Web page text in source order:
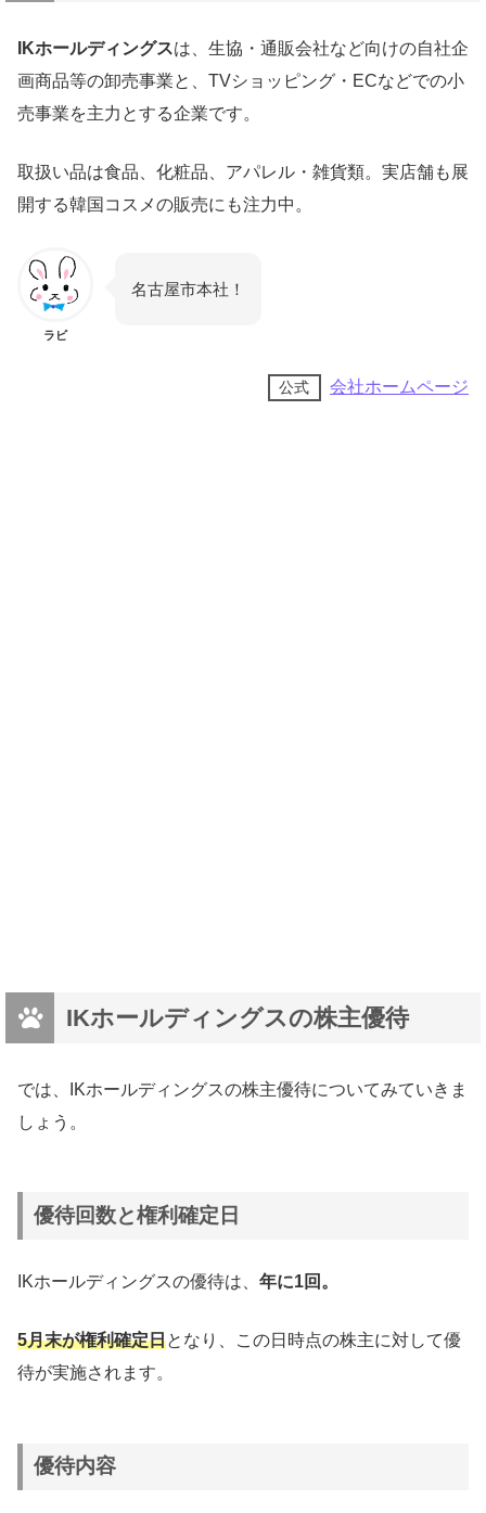
IKホールディングスは、生協・通販会社など向けの自社企
画商品等の卸売事業と、TVショッピング・ECなどでの小
売事業を主力とする企業です。
取扱い品は食品、化粧品、アパレル・雑貨類。実店舗も展
開する韓国コスメの販売にも注力中。
ラビ
名古屋市本社！
公式 会社ホームページ
IKホールディングスの株主優待
では、IKホールディングスの株主優待についてみていきま
しょう。
優待回数と権利確定日
IKホールディングスの優待は、 年に1回。
5月末が権利確定日となり、この日時点の株主に対して優
待が実施されます。
優待内容